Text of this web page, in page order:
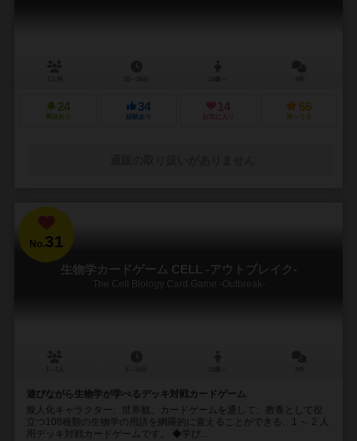
24
興味あり
34
経験あり
14
お気に入り
56
持ってる
No.31
生物学カードゲーム CELL -アウトブレイク-
The Cell Biology Card Game -Outbreak-
遊びながら生物学が学べるデッキ対戦カードゲーム
擬人化キャラクター、世界観、カードゲームを通して、教養として役
立つ108種類の生物学の用語を網羅的に覚えることができる、1 ～ 2 人
用デッキ対戦カードゲームです。 ◆学び...